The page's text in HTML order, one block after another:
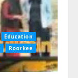
Education
Roorkee